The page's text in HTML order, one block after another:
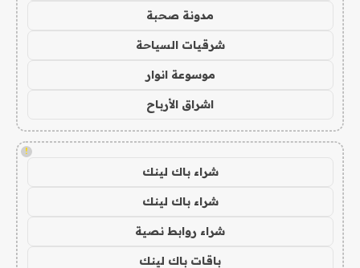
مدونة صحبة
شرقيات السياحة
موسوعة انوار
اشراق الأرباح
!
شراء باك لينك
شراء باك لينك
شراء روابط نصية
باقات باك لينك